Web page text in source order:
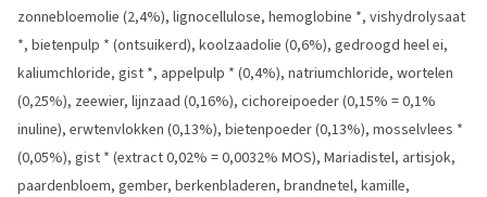
zonnebloemolie (2,4%), lignocellulose, hemoglobine *, vishydrolysaat
*, bietenpulp * (ontsuikerd), koolzaadolie (0,6%), gedroogd heel ei,
kaliumchloride, gist *, appelpulp * (0,4%), natriumchloride, wortelen
(0,25%), zeewier, lijnzaad (0,16%), cichoreipoeder (0,15% = 0,1%
inuline), erwtenvlokken (0,13%), bietenpoeder (0,13%), mosselvlees *
(0,05%), gist * (extract 0,02% = 0,0032% MOS), Mariadistel, artisjok,
paardenbloem, gember, berkenbladeren, brandnetel, kamille,